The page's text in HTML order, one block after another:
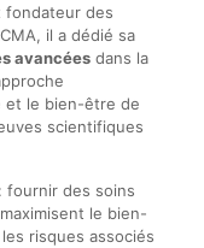
fondateur des
il a dédié sa
avancéesdans la
et le bien-être de
scientifiques
fournir des soins
le bien-
risques associés